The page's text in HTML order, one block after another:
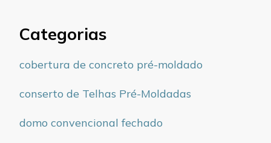
Categorias
cobertura de concreto pré-moldado
conserto de Telhas Pré-Moldadas
domo convencional fechado